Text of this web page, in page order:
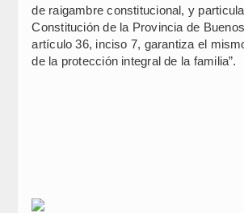
de raigambre constitucional, y
Constitución de la Provincia de
artículo 36, inciso 7, garantiza el
de la protección integral de la familia”.